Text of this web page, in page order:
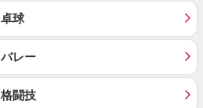
卓球
バレー
格闘技